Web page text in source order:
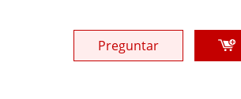
Preguntar